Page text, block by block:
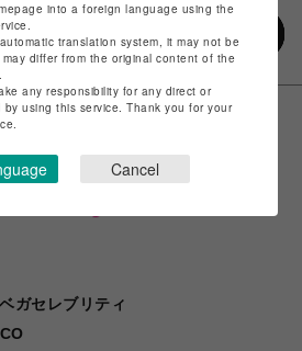
ガセレブリティ
into a foreign language using the
translation system, it may not be
differ from the original content of the
any responsibility for any direct or
by using this service. Thank you for your
Cancel